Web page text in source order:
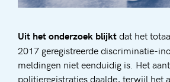
Uit het onderzoek blijktdat het
2017 geregistreerde discriminatie-
meldingen niet eenduidig is. Het
politieregistraties daalde, terwijl het